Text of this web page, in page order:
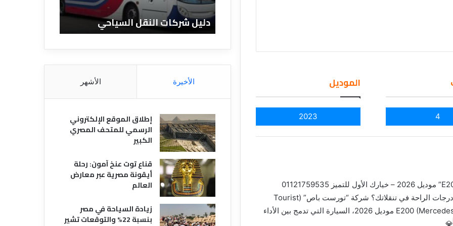
4
الموديل
2023
هل تبحث عن وسيلة نقل تعكس هيبتك وتمنحك أقصى درجات الراحة في تنقلاتك؟ شركة “تورست باص” (Tourist
Bus) تضع بين يديك أيقونة الفخامة: مرسيدس E200 (Mercedes E200) موديل 2026، السيارة التي تدمج بين الأداء
ا
ت
ل
ل
س
ح
ي
دليل شركات النقل السياحي
م
ي
الأخيرة الأشهر
إطلاق الموقع الإلكتروني
الرسمي للمتحف المصري
الكبير
قناع توت عنخ آمون: رحلة
أيقونة مصرية عبر معارض
العالم
زيادة السياحة في مصر
بنسبة 22% والتوقعات تشير